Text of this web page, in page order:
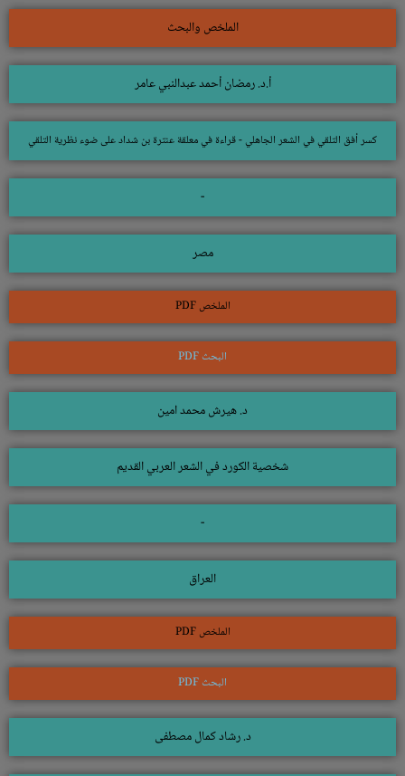
الملخص والبحث
أ.د. رمضان أحمد عبدالنبي عامر
كسر أفق التلقي في الشعر الجاهلي - قراءة في معلقة عنترة بن شداد على ضوء نظرية التلقي
-
مصر
الملخص PDF
البحث PDF
د. هيرش محمد امين
شخصية الكورد في الشعر العربي القديم
-
العراق
الملخص PDF
البحث PDF
د. رشاد كمال مصطفى